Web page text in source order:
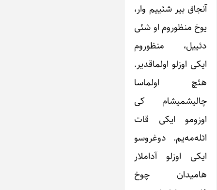
آنجاق بیر شئییم وار،
یوخ منظوروم او شئی
دئییل، منظوروم
ایکی اوزلو اولماقدیر.
هئچ اولماسا
چالیشمیشام کی
اوزومو ایکی قات
ائله‌مه‌یم. دوغروسو
ایکی اوزلو آداملار
هامیدان چوخ